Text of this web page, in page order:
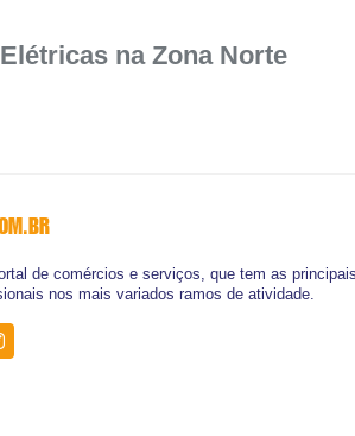
na Zona Norte
de comércios e serviços, que tem as
nos mais variados ramos de atividade.